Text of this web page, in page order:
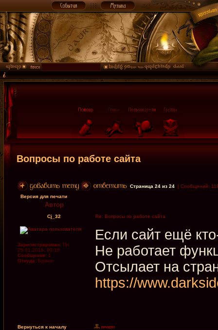
Вопросы по работе сайта
Страница 24 из 24 [ Сообщений:
Версия для печати
Автор
Cj_32 Re: Вопросы по работе сайта
Зарегистрирован: Пн
25.01.2016, 00:10
Сообщения: 1
Откуда: Брянзг
Если сайт ещё
Не работает
Отсылает на
https://
Вернуться к началу